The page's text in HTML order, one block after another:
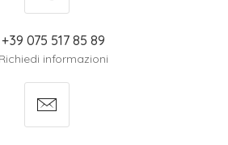
+39 075 517 85 89
Richiedi informazioni